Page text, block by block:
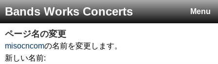
Menu
Bands Works Concerts
ページ名の変更
misocncomの名前を変更します。
新しい名前: